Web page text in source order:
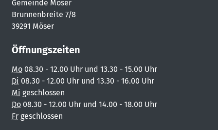
Gemeinde Möser
Brunnenbreite 7/8
39291 Möser
Öffnungszeiten
Mo 08.30 - 12.00 Uhr und 13.30 - 15.00 Uhr
Di 08.30 - 12.00 Uhr und 13.30 - 16.00 Uhr
Mi geschlossen
Do 08.30 - 12.00 Uhr und 14.00 - 18.00 Uhr
Fr geschlossen